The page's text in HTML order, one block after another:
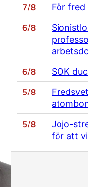
7/8 För fred
6/8
6/8 SOK
5/8
5/8
Jojo-
för att